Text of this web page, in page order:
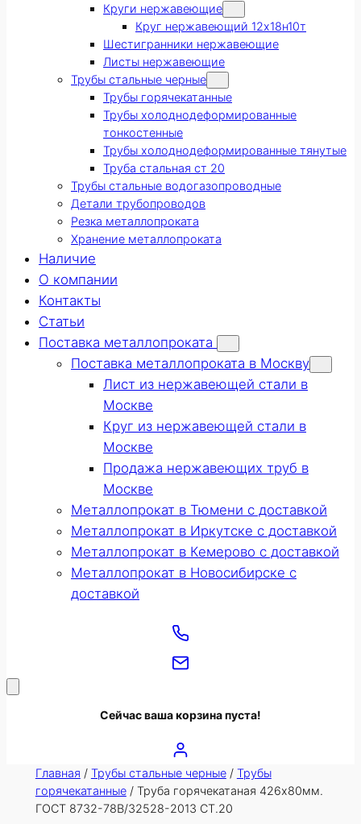
Круги нержавеющие
Круг нержавеющий 12х18н10т
Шестигранники нержавеющие
Листы нержавеющие
Трубы стальные черные
Трубы горячекатанные
Трубы холоднодеформированные
тонкостенные
Трубы холоднодеформированные тянутые
Труба стальная ст 20
Трубы стальные водогазопроводные
Детали трубопроводов
Резка металлопроката
Хранение металлопроката
Наличие
О компании
Контакты
Статьи
Поставка металлопроката
Поставка металлопроката в Москву
Лист из нержавеющей стали в
Москве
Круг из нержавеющей стали в
Москве
Продажа нержавеющих труб в
Москве
Металлопрокат в Тюмени с доставкой
Металлопрокат в Иркутске с доставкой
Металлопрокат в Кемерово с доставкой
Металлопрокат в Новосибирске с
доставкой
Сейчас ваша корзина пуста!
Главная / Трубы стальные черные/ Трубы
горячекатанные/ Труба горячекатаная 426х80мм.
ГОСТ 8732-78В/32528-2013 СТ.20